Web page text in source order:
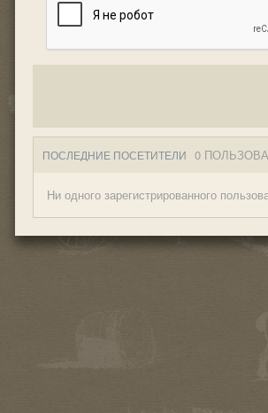
ПОСЛЕДНИЕ ПОСЕТИТЕЛИ 0
Ни одного зарегистрированного